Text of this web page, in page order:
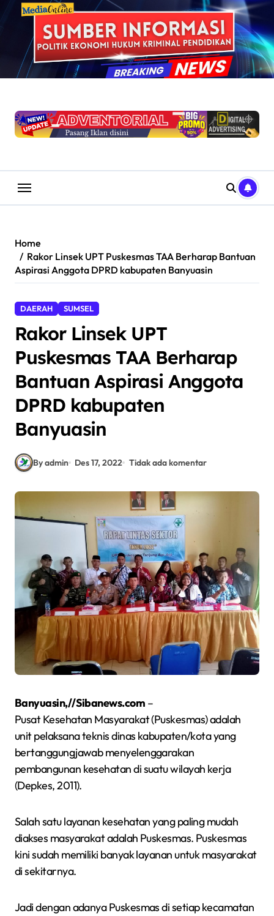
content
Home
Rakor Linsek UPT Puskesmas TAA Berharap Bantuan
Aspirasi Anggota DPRD kabupaten Banyuasin
DAERAH SUMSEL
Rakor Linsek UPT
Puskesmas TAA Berharap
Bantuan Aspirasi Anggota
DPRD kabupaten
Banyuasin
By admin Des 17, 2022 Tidak ada komentar
Banyuasin,//Sibanews.com –
Pusat Kesehatan Masyarakat (Puskesmas) adalah
unit pelaksana teknis dinas kabupaten/kota yang
bertanggungjawab menyelenggarakan
pembangunan kesehatan di suatu wilayah kerja
(Depkes, 2011).
Salah satu layanan kesehatan yang paling mudah
diakses masyarakat adalah Puskesmas. Puskesmas
kini sudah memiliki banyak layanan untuk masyarakat
di sekitarnya.
Jadi dengan adanya Puskesmas di setiap kecamatan